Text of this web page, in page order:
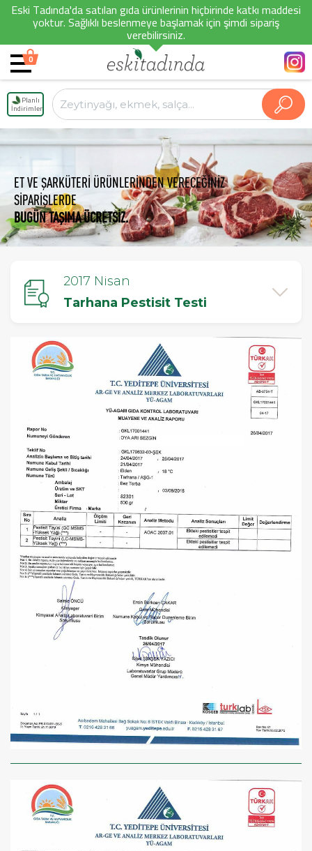
Eski Tadında'da satılan gıda ürünlerinin hiçbirinde katkı maddesi
yoktur. Sağlıklı beslenmeye başlamak için şimdi sipariş
verebilirsiniz.
0
Planlı
İndirimler
ET VE ŞARKÜTERİ ÜRÜNLERİNDEN VERECEĞİNİZ
SİPARİŞLERDE
BUGÜN TAŞIMA ÜCRETSİZ.
2017 Nisan
Tarhana Pestisit Testi